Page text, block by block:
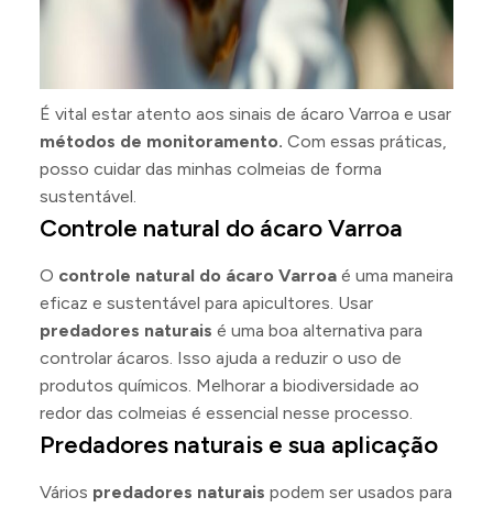
É vital estar atento aos sinais de ácaro Varroa e usar
métodos de monitoramento. Com essas práticas,
posso cuidar das minhas colmeias de forma
sustentável.
Controle natural do ácaro Varroa
O controle natural do ácaro Varroa é uma maneira
eficaz e sustentável para apicultores. Usar
predadores naturais é uma boa alternativa para
controlar ácaros. Isso ajuda a reduzir o uso de
produtos químicos. Melhorar a biodiversidade ao
redor das colmeias é essencial nesse processo.
Predadores naturais e sua aplicação
Vários predadores naturais podem ser usados para